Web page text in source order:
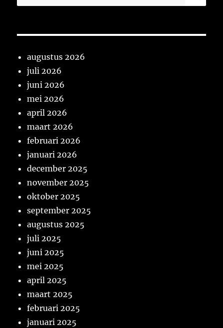
naar:
augustus 2026
juli 2026
juni 2026
mei 2026
april 2026
maart 2026
februari 2026
januari 2026
december 2025
november 2025
oktober 2025
september 2025
augustus 2025
juli 2025
juni 2025
mei 2025
april 2025
maart 2025
februari 2025
januari 2025